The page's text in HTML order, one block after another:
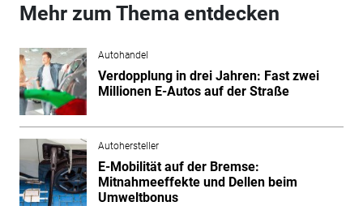
Mehr zum Thema entdecken
Autohandel
Verdopplung in drei Jahren: Fast zwei
Millionen E-Autos auf der Straße
Autohersteller
E-Mobilität auf der Bremse:
Mitnahmeeffekte und Dellen beim
Umweltbonus